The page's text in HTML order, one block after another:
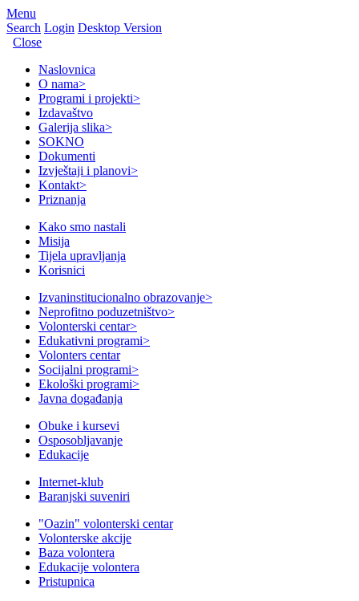
Menu
Search Login Desktop Version
Close
Naslovnica
O nama>
Programi i projekti>
Izdavaštvo
Galerija slika>
SOKNO
Dokumenti
Izvještaji i planovi>
Kontakt>
Priznanja
Kako smo nastali
Misija
Tijela upravljanja
Korisnici
Izvaninstitucionalno obrazovanje>
Neprofitno poduzetništvo>
Volonterski centar>
Edukativni programi>
Volonters centar
Socijalni programi>
Ekološki programi>
Javna događanja
Obuke i kursevi
Osposobljavanje
Edukacije
Internet-klub
Baranjski suveniri
"Oazin" volonterski centar
Volonterske akcije
Baza volontera
Edukacije volontera
Pristupnica